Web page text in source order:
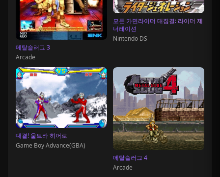
메탈슬러그 3
Arcade
모든 가면라이더 대집결: 라이더 제
너레이션
Nintendo DS
대결! 울트라 히어로
Game Boy Advance(GBA)
메탈슬러그 4
Arcade